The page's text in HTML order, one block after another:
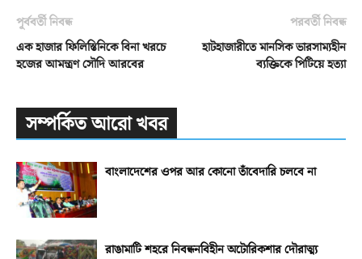
পূর্ববর্তী নিবন্ধ
এক হাজার ফিলিস্তিনিকে বিনা খরচে
হজের আমন্ত্রণ সৌদি আরবের
পরবর্তী নিবন্ধ
হাটহাজারীতে মানসিক ভারসাম্যহীন
ব্যক্তিকে পিটিয়ে হত্যা
সম্পর্কিত আরো খবর
বাংলাদেশের ওপর আর কোনো তাঁবেদারি চলবে না
রাঙামাটি শহরে নিবন্ধনবিহীন অটোরিকশার দৌরাত্ম্য